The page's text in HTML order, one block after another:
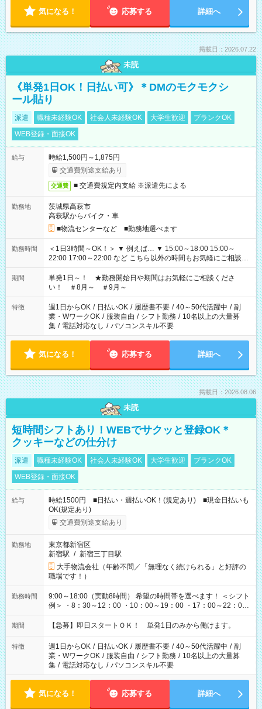
気になる！ 応募する 詳細へ
掲載日：2026.07.22
未読
《単発1日OK！日払い可》＊DMのモクモクシ
ール貼り
派遣 職種未経験OK 社会人未経験OK 大学生歓迎
ブランクOK
WEB登録・面接OK
給与
時給1,500円～1,875円
交通費別途支給あり
交通費 ■ 交通費規定内支給 ※派遣先による
勤務地
茨城県高萩市
高萩駅からバイク・車
■物流センターなど ■勤務地選べます
勤務時間
＜1日3時間～OK！＞ ▼ 例えば… ▼ 15:00～18:00 15:00～
22:00 17:00～22:00 など こちら以外の時間もお気軽にご相談く
ださい！
期間
単発1日～！ ★勤務開始日や期間はお気軽にご相談くださ
い！ ＃8月～ ＃9月～
特徴 週1日からOK / 日払いOK / 履歴書不要 / 40～50代活躍中 / 副
業・WワークOK / 服装自由 / シフト勤務 / 10名以上の大量募
集 / 電話対応なし / パソコンスキル不要
気になる！ 応募する 詳細へ
掲載日：2026.08.06
未読
短時間シフトあり！WEBでサクッと登録OK＊
クッキーなどの仕分け
派遣 職種未経験OK 社会人未経験OK 大学生歓迎
ブランクOK
WEB登録・面接OK
給与
時給1500円 ■日払い・週払いOK！(規定あり) ■現金日払いも
OK(規定あり)
交通費別途支給あり
勤務地
東京都新宿区
新宿駅 / 新宿三丁目駅
大手物流会社（年齢不問／「無理なく続けられる」と好評の
職場です！）
勤務時間
9:00～18:00（実動8時間） 希望の時間帯を選べます！ ＜シフト
例＞ ・8：30～12：00 ・10：00～19：00 ・17：00～22：00
・13：00～22：00 ・22：00～翌6：00 など
期間 【急募】即日スタートＯＫ！ 単発1日のみから働けます。
特徴 週1日からOK / 日払いOK / 履歴書不要 / 40～50代活躍中 / 副
業・WワークOK / 服装自由 / シフト勤務 / 10名以上の大量募
集 / 電話対応なし / パソコンスキル不要
気になる！ 応募する 詳細へ